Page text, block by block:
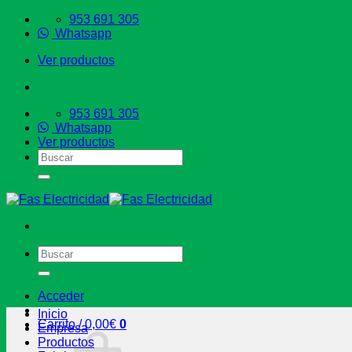
Saltar
953 691 305
Whatsapp
Ver productos
953 691 305
Whatsapp
Ver productos
Buscar
por:
Buscar
por:
Acceder
Carrito /0,00€ 0
Inicio
Empresa
Productos